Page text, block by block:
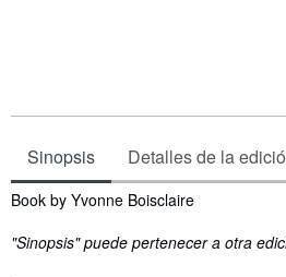
Sinopsis Detalles de la
Sinopsis
Book by Yvonne Boisclaire
"Sinopsis" puede pertenecer a otra